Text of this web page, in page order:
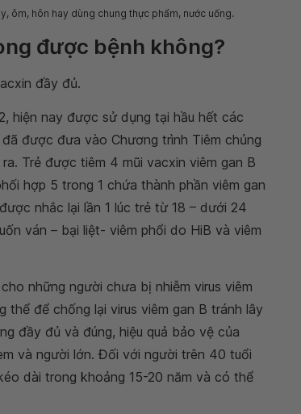
ôm, hôn hay dùng chung thực phẩm, nước uống.
được bệnh không?
đầy đủ.
hiện nay được sử dụng tại hầu hết các
được đưa vào Chương trình Tiêm chủng
Trẻ được tiêm 4 mũi vacxin viêm gan B
hợp 5 trong 1 chứa thành phần viêm gan
nhắc lại lần 1 lúc trẻ từ 18 – dưới 24
ván – bại liệt- viêm phổi do HiB và viêm
những người chưa bị nhiễm virus viêm
thể để chống lại virus viêm gan B tránh lây
đầy đủ và đúng, hiệu quả bảo vệ của
và người lớn. Đối với người trên 40 tuổi
dài trong khoảng 15-20 năm và có thể